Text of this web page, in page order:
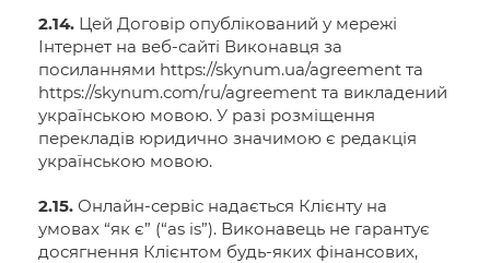
2.14. Цей Договір опублікований у мережі
Інтернет на веб-сайті Виконавця за
посиланнями https://skynum.ua/agreement та
https://skynum.com/ru/agreement та викладений
українською мовою. У разі розміщення
перекладів юридично значимою є редакція
українською мовою.
2.15. Онлайн-сервіс надається Клієнту на
умовах “як є” (“as is”). Виконавець не гарантує
досягнення Клієнтом будь-яких фінансових,